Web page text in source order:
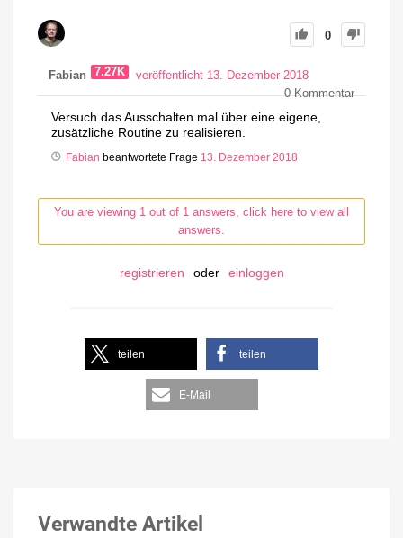
0
Fabian 7.27K
veröffentlicht 13. Dezember 2018
0Kommentar
Versuch das Ausschalten mal über eine eigene,
zusätzliche Routine zu realisieren.
Fabian beantwortete Frage 13. Dezember 2018
You are viewing 1 out of 1 answers, click here to view all
answers.
registrieren oder einloggen
teilen teilen
E-Mail
Verwandte Artikel